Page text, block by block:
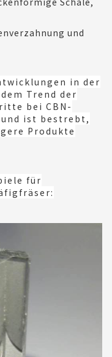
und
in der
Trend der
bei CBN-
ist bestrebt,
Produkte
für